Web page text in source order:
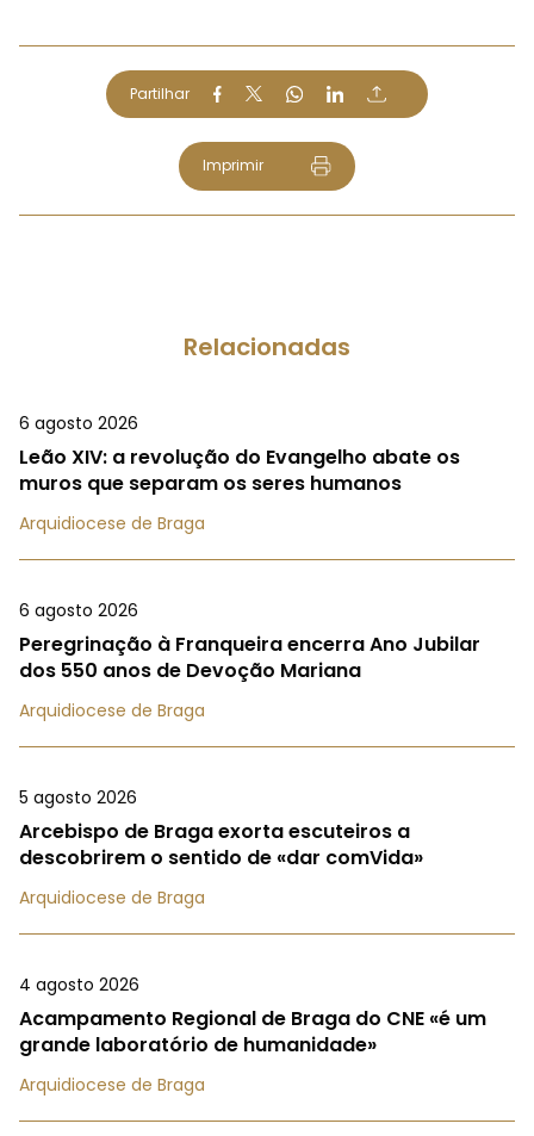
Partilhar
Imprimir
Relacionadas
6 agosto 2026
Leão XIV: a revolução do Evangelho abate os
muros que separam os seres humanos
Arquidiocese de Braga
6 agosto 2026
Peregrinação à Franqueira encerra Ano Jubilar
dos 550 anos de Devoção Mariana
Arquidiocese de Braga
5 agosto 2026
Arcebispo de Braga exorta escuteiros a
descobrirem o sentido de «dar comVida»
Arquidiocese de Braga
4 agosto 2026
Acampamento Regional de Braga do CNE «é um
grande laboratório de humanidade»
Arquidiocese de Braga